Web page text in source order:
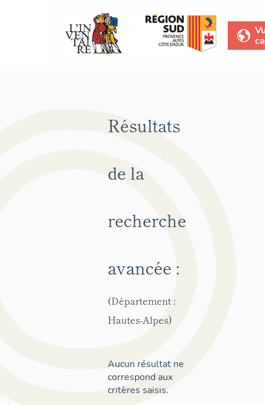
Résultats
de la
recherche
avancée :
(Département :
Hautes-Alpes)
Aucun résultat ne
correspond aux
critères saisis.